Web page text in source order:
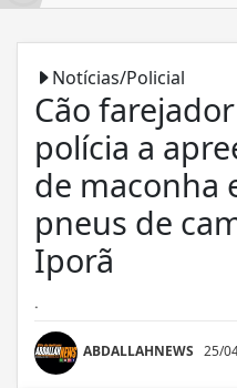
Notícias/Policial
Cão
polícia a
de maconha
pneus de
Iporã
.
ABDALLAHNEWS 25/